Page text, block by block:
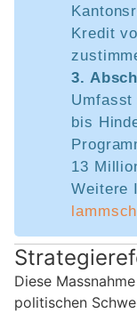
Kredit
3.
Umfasst
bis
13
Weitere
Diese
politischen